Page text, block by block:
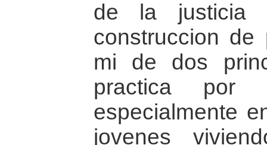
de la
construccion
mi de dos
practica por
especialmente
jovenes